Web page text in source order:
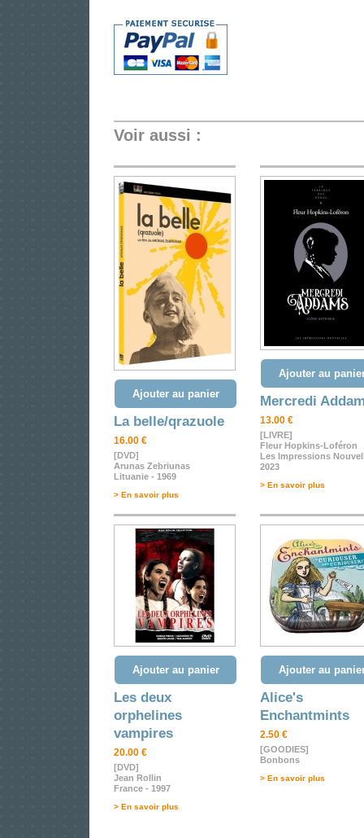
Voir aussi :
Ajouter au panier
La belle/qrazuole
16.00 €
[DVD]
Arunas Zebriunas
Lituanie - 1969
> En savoir plus
Ajouter au
Mercredi
13.00 €
[LIVRE]
Fleur Hopkins-Loféron
Les Impressions
2023
> En savoir plus
Ajouter au panier
Les deux
orphelines
vampires
20.00 €
[DVD]
Jean Rollin
France - 1997
> En savoir plus
Ajouter au
Alice's
Enchantmints
2.50 €
[GOODIES]
Bonbons
> En savoir plus